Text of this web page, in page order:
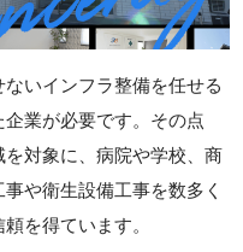
いインフラ整備を任せる
業が必要です。その点
を対象に、病院や学校、商
や衛生設備工事を数多く
を得ています。